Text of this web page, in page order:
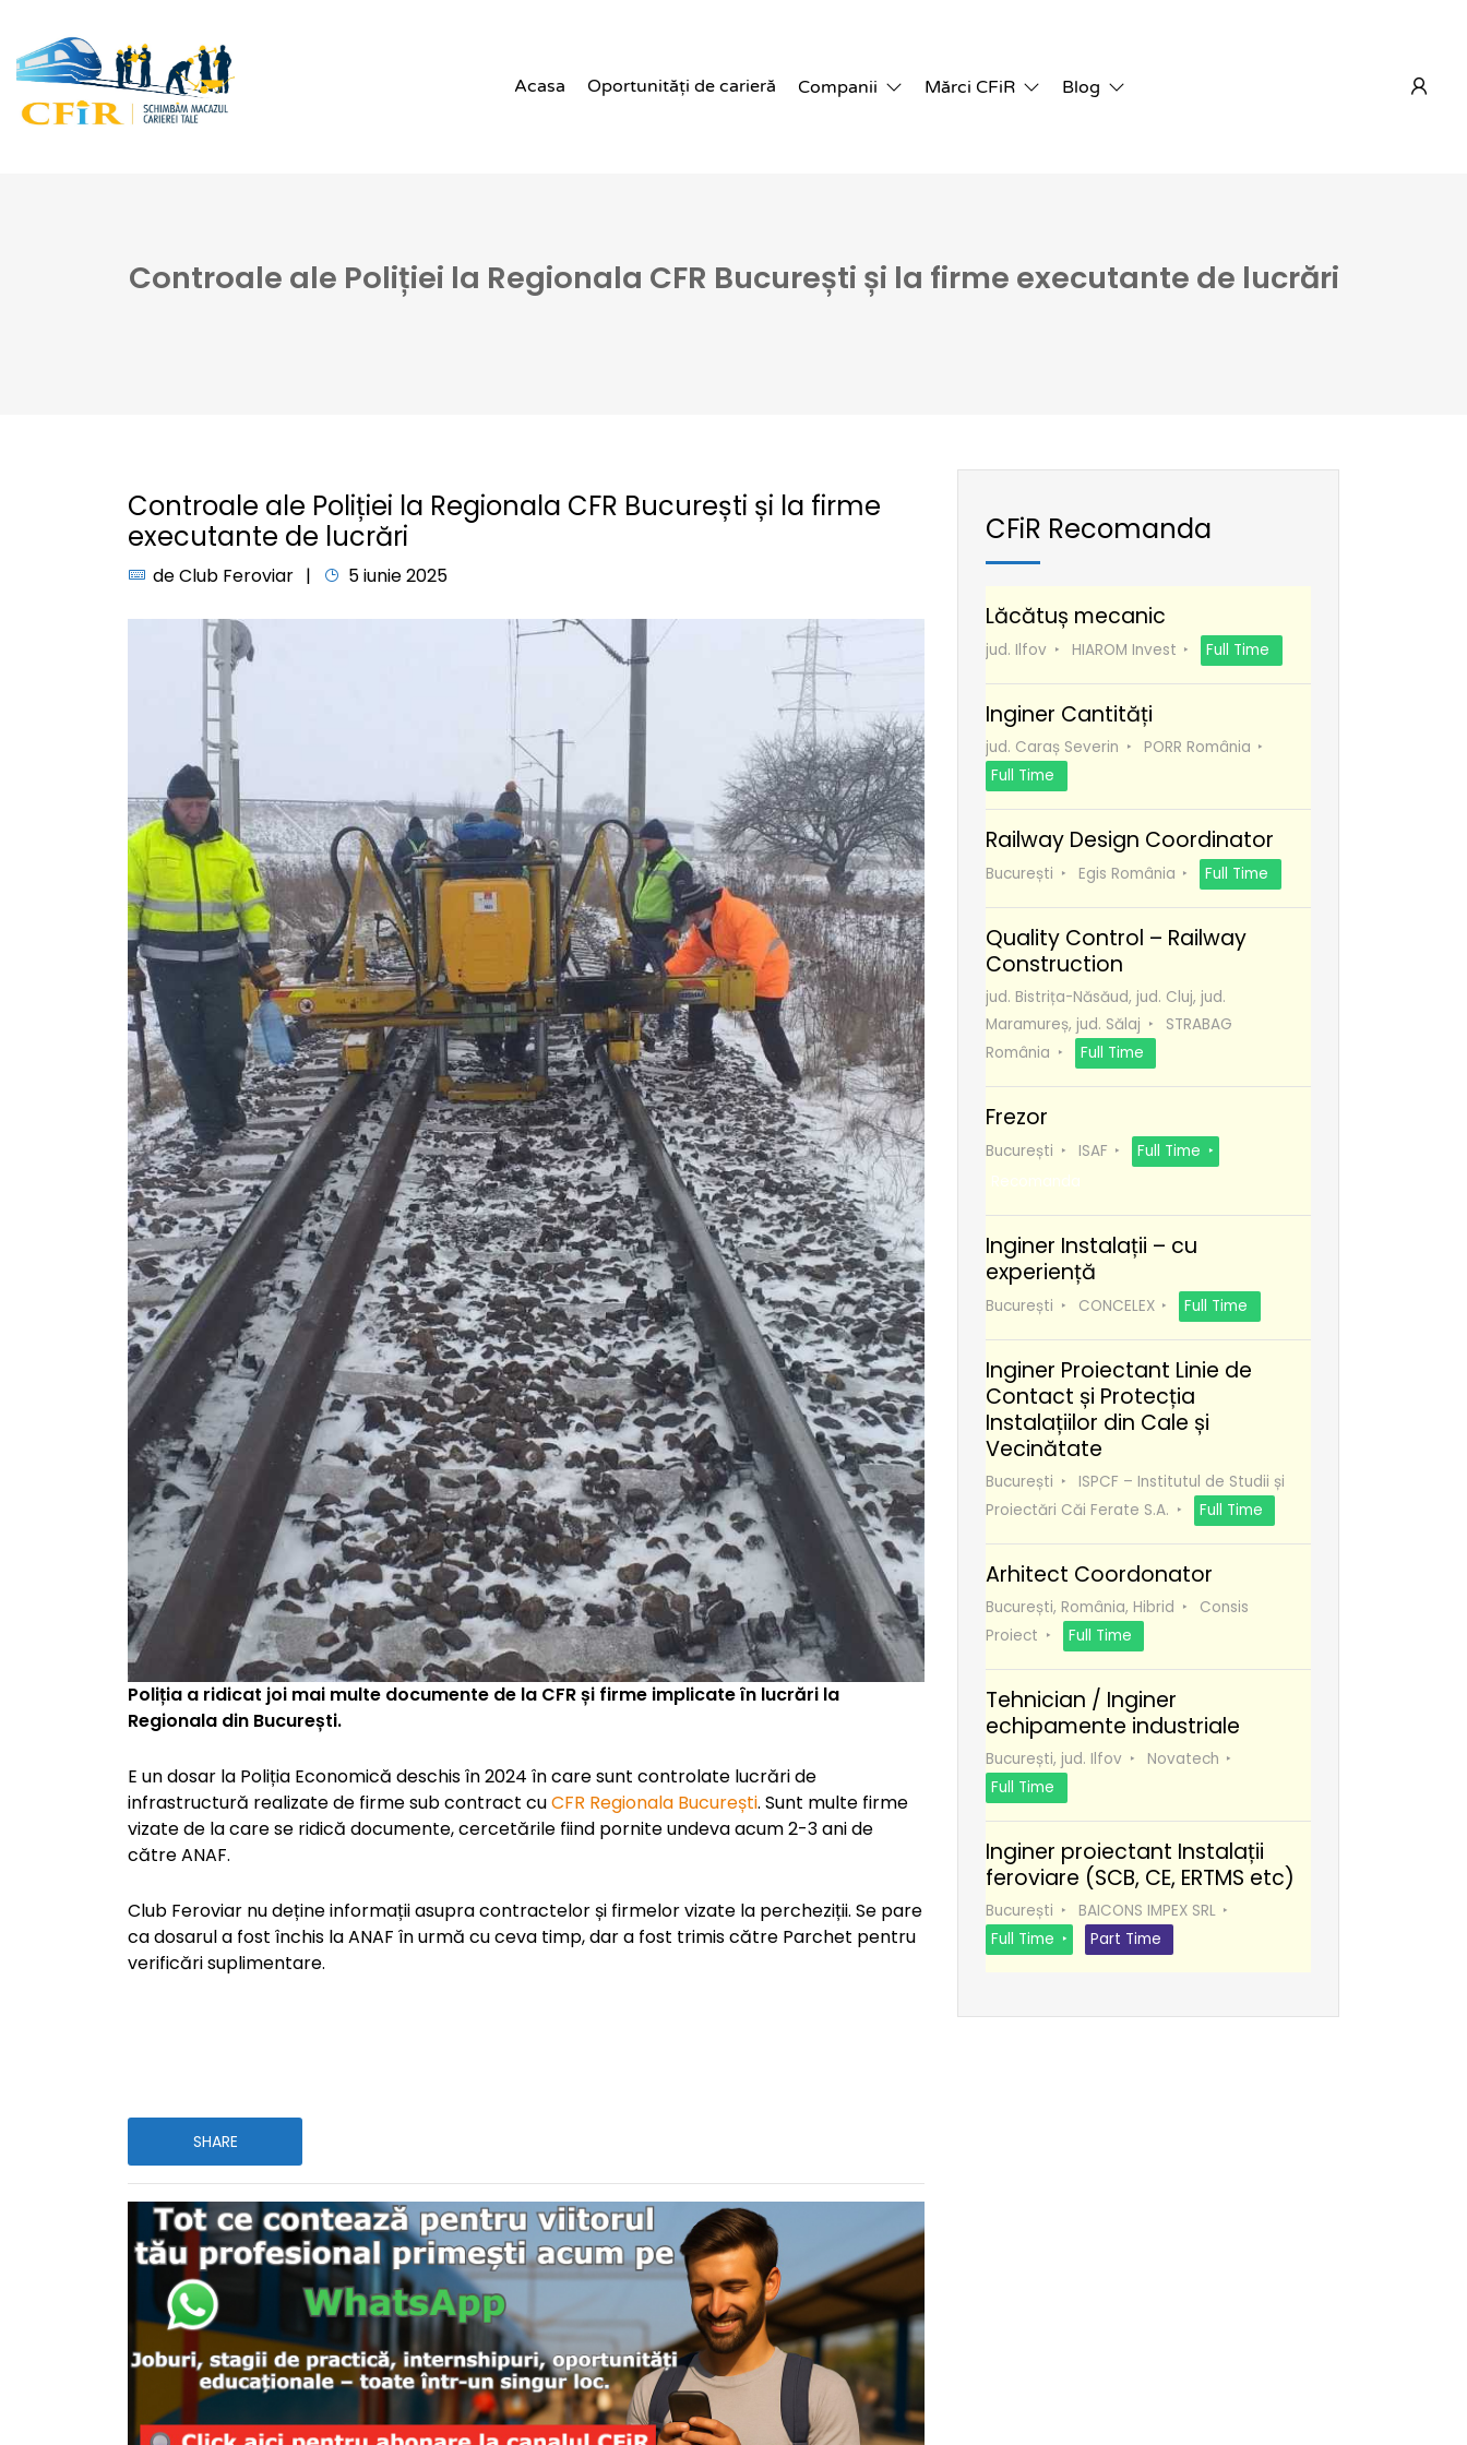
Acasa Oportunități de carieră Companii Mărci CFiR Blog
Controale ale Poliției la Regionala CFR București și la firme executante de lucrări
Controale ale Poliției la Regionala CFR București și la firme
executante de lucrări
deClub Feroviar 5 iunie 2025
Poliția a ridicat joi mai multe documente de la CFR și firme implicate în lucrări la
Regionala din București.
E un dosar la Poliția Economică deschis în 2024 în care sunt controlate lucrări de
infrastructură realizate de firme sub contract cuCFR Regionala București. Sunt multe firme
vizate de la care se ridică documente, cercetările fiind pornite undeva acum 2-3 ani de
către ANAF.
Club Feroviar nu deține informații asupra contractelor și firmelor vizate la percheziții. Se pare
ca dosarul a fost închis la ANAF în urmă cu ceva timp, dar a fost trimis către Parchet pentru
verificări suplimentare.
SHARE
CFiR Recomanda
Lăcătuș mecanic
jud. Ilfov HIAROM Invest Full Time
Inginer Cantități
jud. Caraș Severin
PORR România
Full Time
Railway Design Coordinator
București Egis România Full Time
Quality Control – Railway
Construction
jud. Bistrița-Năsăud, jud. Cluj, jud.
Maramureș, jud. Sălaj
STRABAG
România
Full Time
Frezor
București ISAF
Full Time
Recomanda
Inginer Instalații – cu
experiență
București CONCELEX Full Time
Inginer Proiectant Linie de
Contact și Protecția
Instalațiilor din Cale și
Vecinătate
București
ISPCF – Institutul de Studii și
Proiectări Căi Ferate S.A.
Full Time
Arhitect Coordonator
București, România, Hibrid
Consis
Proiect
Full Time
Tehnician / Inginer
echipamente industriale
București, jud. Ilfov
Novatech
Full Time
Inginer proiectant Instalații
feroviare (SCB, CE, ERTMS etc)
București
BAICONS IMPEX SRL
Full Time
Part Time